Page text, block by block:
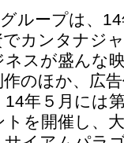
ループは、
カンタナジ
スが盛んな
のほか、広
14年５月には
トを開催し、